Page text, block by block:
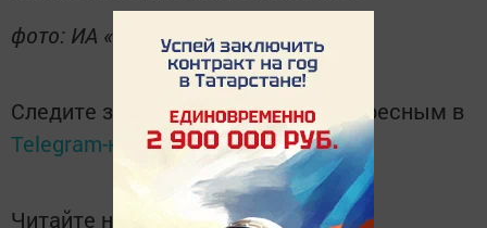
фото: ИА «Татар-информ»
Следите за самым важным и интересным в
Telegram-каналеТатмедиа
Читайте новости Татарстана в